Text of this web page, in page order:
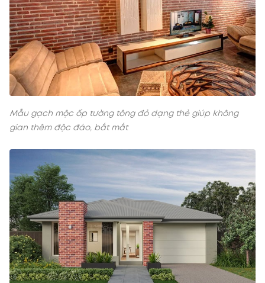
Mẫu gạch mộc ốp tường tông đỏ dạng thẻ giúp không
gian thêm độc đáo, bắt mắt